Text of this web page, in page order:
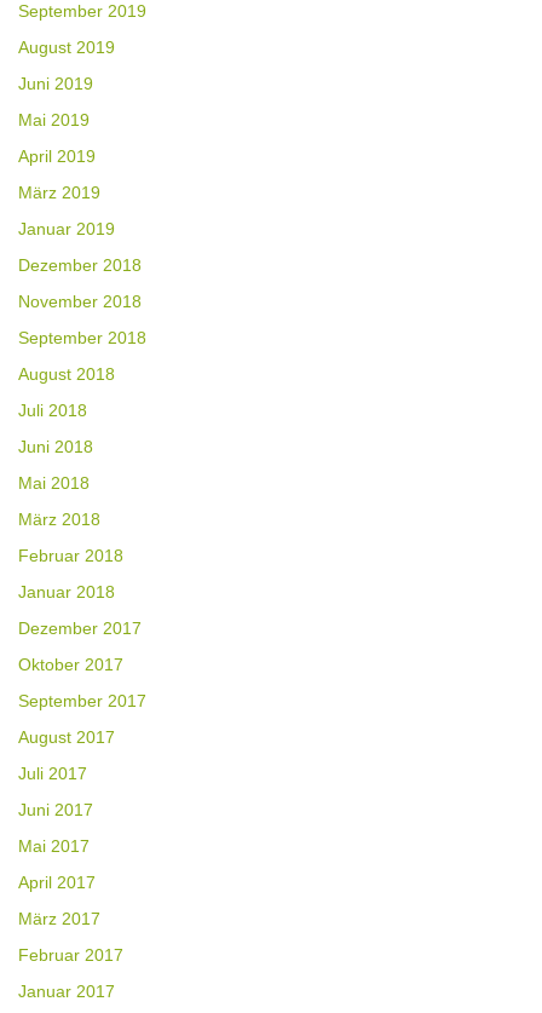
September 2019
August 2019
Juni 2019
Mai 2019
April 2019
März 2019
Januar 2019
Dezember 2018
November 2018
September 2018
August 2018
Juli 2018
Juni 2018
Mai 2018
März 2018
Februar 2018
Januar 2018
Dezember 2017
Oktober 2017
September 2017
August 2017
Juli 2017
Juni 2017
Mai 2017
April 2017
März 2017
Februar 2017
Januar 2017